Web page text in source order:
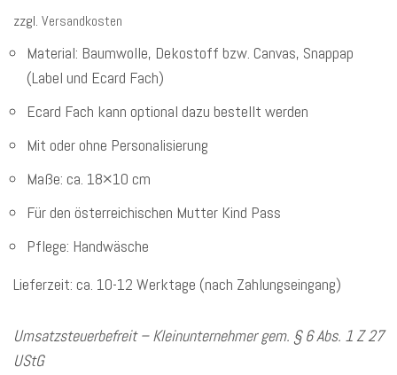
zzgl. Versandkosten
Material: Baumwolle, Dekostoff bzw. Canvas, Snappap
(Label und Ecard Fach)
Ecard Fach kann optional dazu bestellt werden
Mit oder ohne Personalisierung
Maße: ca. 18×10 cm
Für den österreichischen Mutter Kind Pass
Pflege: Handwäsche
Lieferzeit: ca. 10-12 Werktage (nach Zahlungseingang)
Umsatzsteuerbefreit – Kleinunternehmer gem. § 6 Abs. 1 Z 27
UStG